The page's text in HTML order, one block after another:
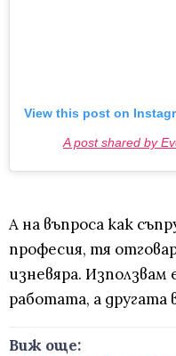
View this post on
A post shared by
А на въпроса как
професия, тя
изневяра. Използвам
работата, а другата
Виж още: